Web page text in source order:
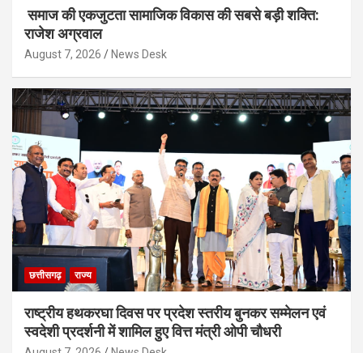
समाज की एकजुटता सामाजिक विकास की सबसे बड़ी शक्ति:
राजेश अग्रवाल
August 7, 2026 News Desk
छत्तीसगढ़ राज्य
राष्ट्रीय हथकरघा दिवस पर प्रदेश स्तरीय बुनकर सम्मेलन एवं
स्वदेशी प्रदर्शनी में शामिल हुए वित्त मंत्री ओपी चौधरी